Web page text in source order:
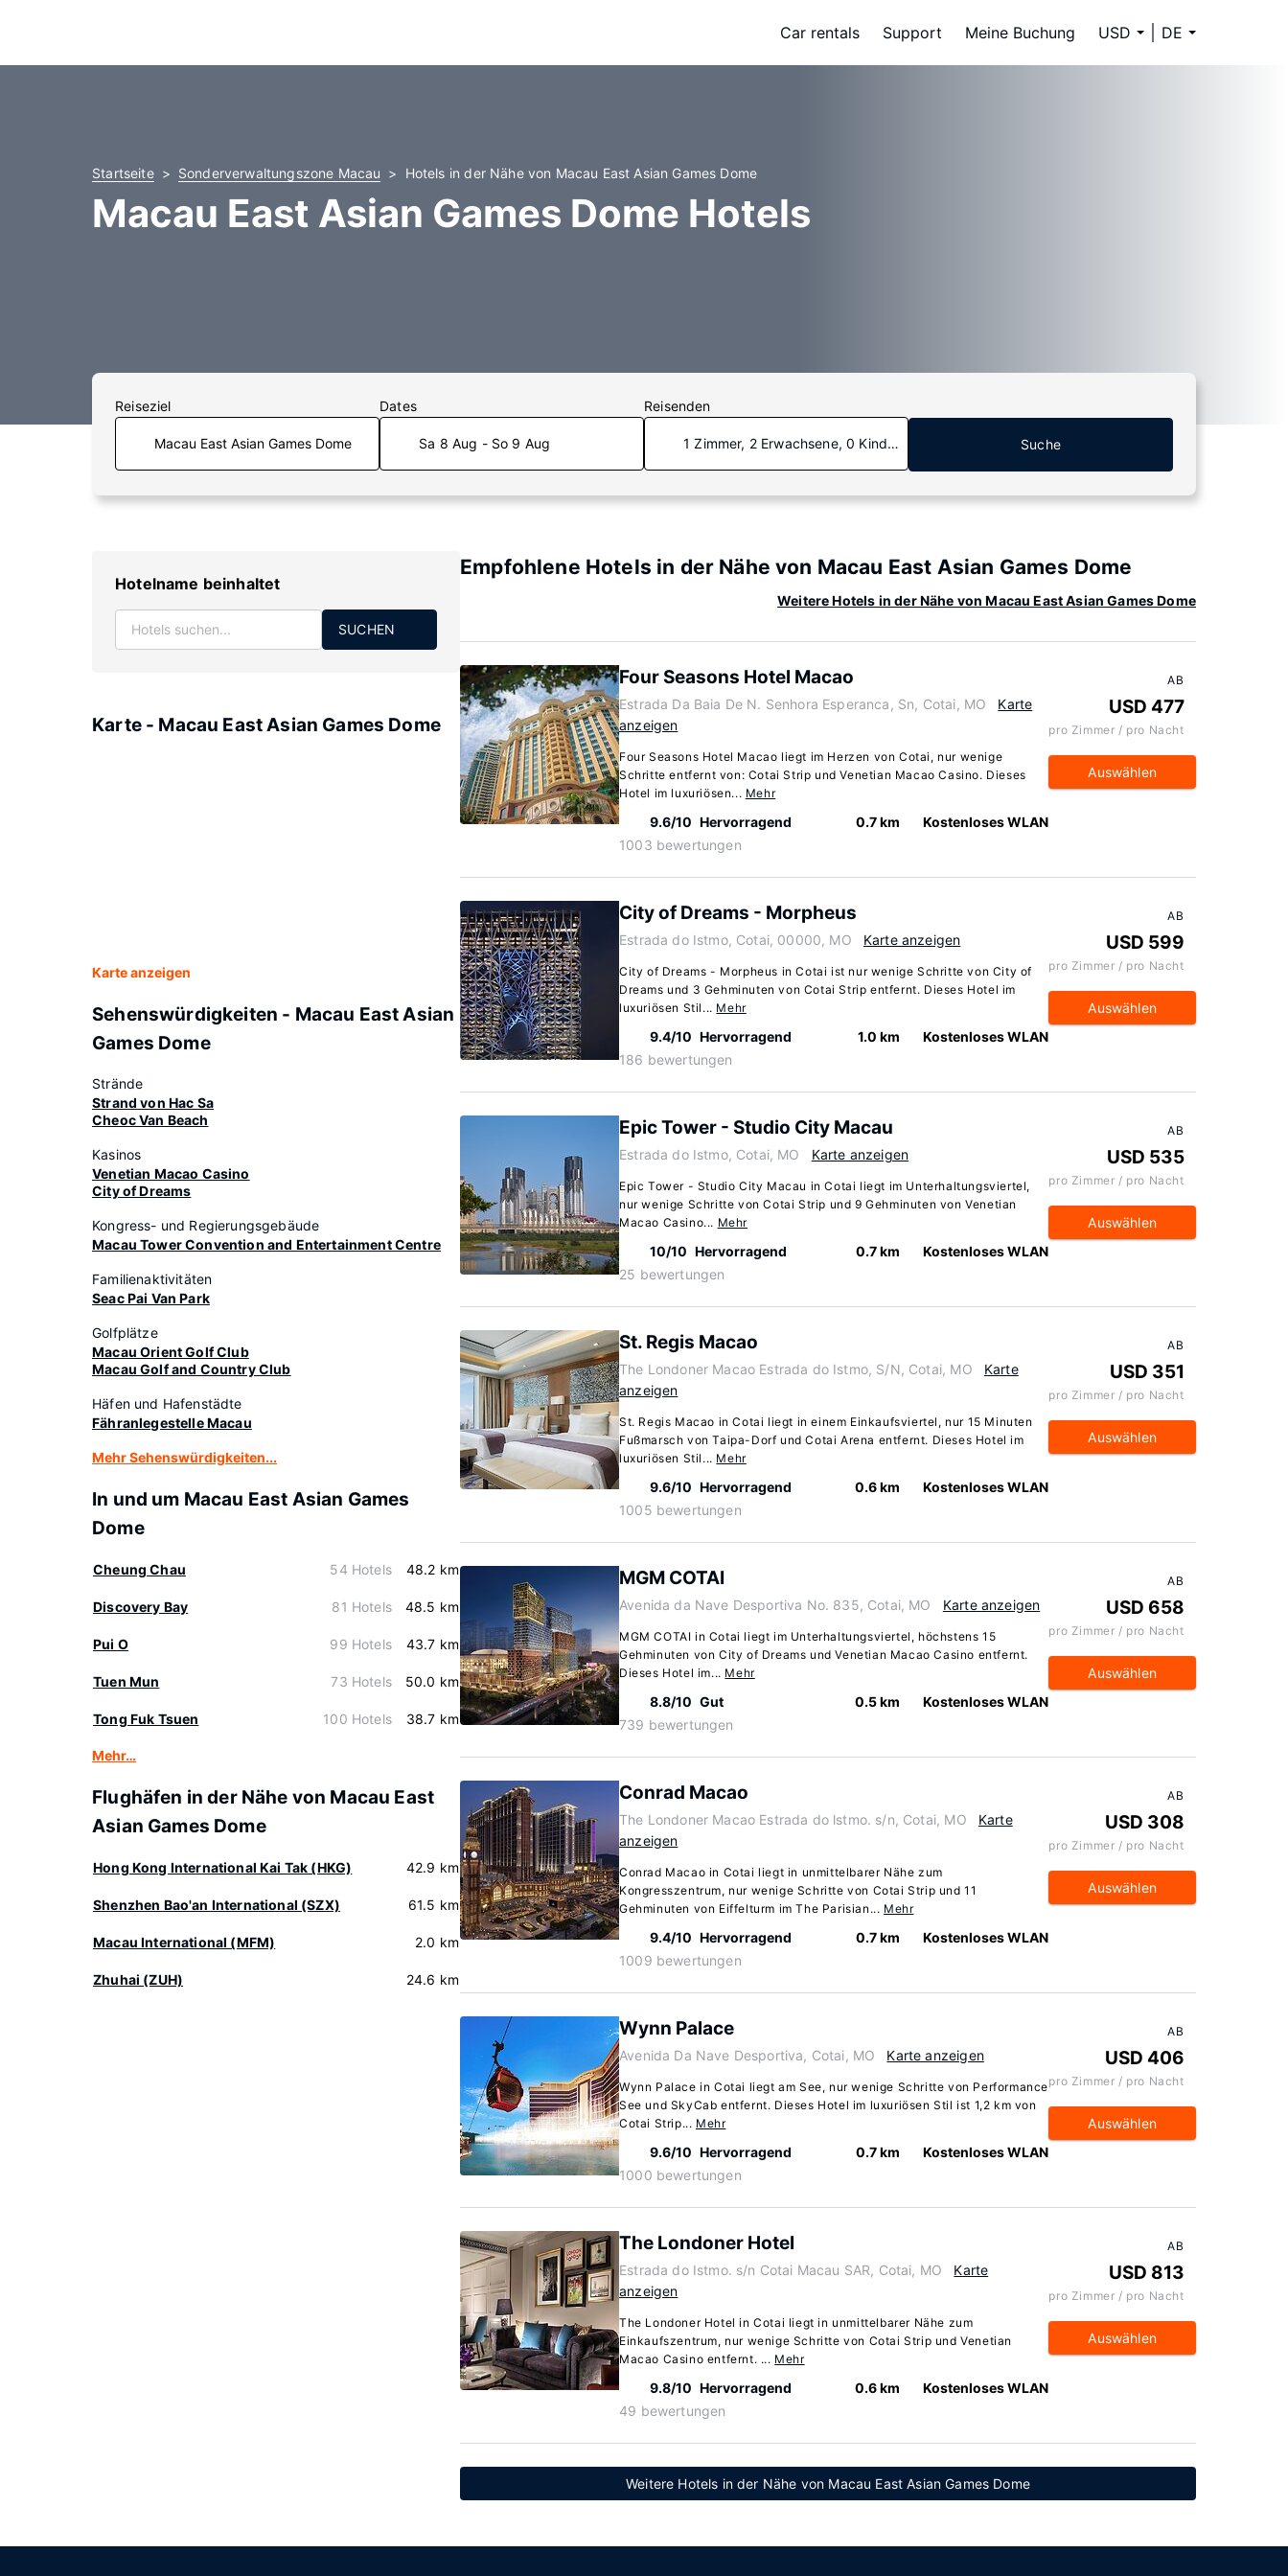
Car rentals Support Meine Buchung USD DE
Startseite Sonderverwaltungszone Macau Hotels in der Nähe von Macau East Asian Games Dome
Macau East Asian Games Dome Hotels
Reiseziel Dates
Sa 8 Aug - So 9 Aug
Reisenden
1 Zimmer, 2 Erwachsene, 0 Kinder Suche
Hotelname beinhaltet
SUCHEN
Karte - Macau East Asian Games Dome
Karte anzeigen
Sehenswürdigkeiten - Macau East Asian
Games Dome
Strände
Strand von Hac Sa
Cheoc Van Beach
Kasinos
Venetian Macao Casino
City of Dreams
Kongress- und Regierungsgebäude
Macau Tower Convention and Entertainment Centre
Familienaktivitäten
Seac Pai Van Park
Golfplätze
Macau Orient Golf Club
Macau Golf and Country Club
Häfen und Hafenstädte
Fähranlegestelle Macau
Mehr Sehenswürdigkeiten...
In und um Macau East Asian Games
Dome
Cheung Chau 54 Hotels 48.2 km
Discovery Bay 81 Hotels 48.5 km
Pui O 99 Hotels 43.7 km
Tuen Mun 73 Hotels 50.0 km
Tong Fuk Tsuen 100 Hotels 38.7 km
Mehr…
Flughäfen in der Nähe von Macau East
Asian Games Dome
Hong Kong International Kai Tak (HKG) 42.9 km
Shenzhen Bao'an International (SZX) 61.5 km
Macau International (MFM) 2.0 km
Zhuhai (ZUH) 24.6 km
Empfohlene Hotels in der Nähe von Macau East Asian Games Dome
Weitere Hotels in der Nähe von Macau East Asian Games Dome
Four Seasons Hotel Macao
Estrada Da Baia De N. Senhora Esperanca, Sn, Cotai, MO
Karte
anzeigen
Four Seasons Hotel Macao liegt im Herzen von Cotai, nur wenige
Schritte entfernt von: Cotai Strip und Venetian Macao Casino. Dieses
Hotel im luxuriösen... Mehr
9.6/10 Hervorragend
1003 bewertungen
0.7 km Kostenloses WLAN
AB
USD 477
pro Zimmer / pro Nacht
Auswählen
City of Dreams - Morpheus
Estrada do Istmo, Cotai, 00000, MO Karte anzeigen
City of Dreams - Morpheus in Cotai ist nur wenige Schritte von City of
Dreams und 3 Gehminuten von Cotai Strip entfernt. Dieses Hotel im
luxuriösen Stil... Mehr
9.4/10 Hervorragend
186 bewertungen
1.0 km Kostenloses WLAN
AB
USD 599
pro Zimmer / pro Nacht
Auswählen
Epic Tower - Studio City Macau
Estrada do Istmo, Cotai, MO Karte anzeigen
Epic Tower - Studio City Macau in Cotai liegt im Unterhaltungsviertel,
nur wenige Schritte von Cotai Strip und 9 Gehminuten von Venetian
Macao Casino... Mehr
10/10 Hervorragend
25 bewertungen
0.7 km Kostenloses WLAN
AB
USD 535
pro Zimmer / pro Nacht
Auswählen
St. Regis Macao
The Londoner Macao Estrada do Istmo, S/N, Cotai, MO
Karte
anzeigen
St. Regis Macao in Cotai liegt in einem Einkaufsviertel, nur 15 Minuten
Fußmarsch von Taipa-Dorf und Cotai Arena entfernt. Dieses Hotel im
luxuriösen Stil... Mehr
9.6/10 Hervorragend
1005 bewertungen
0.6 km Kostenloses WLAN
AB
USD 351
pro Zimmer / pro Nacht
Auswählen
MGM COTAI
Avenida da Nave Desportiva No. 835, Cotai, MO Karte anzeigen
MGM COTAI in Cotai liegt im Unterhaltungsviertel, höchstens 15
Gehminuten von City of Dreams und Venetian Macao Casino entfernt.
Dieses Hotel im... Mehr
8.8/10 Gut
739 bewertungen
0.5 km Kostenloses WLAN
AB
USD 658
pro Zimmer / pro Nacht
Auswählen
Conrad Macao
The Londoner Macao Estrada do lstmo. s/n, Cotai, MO
Karte
anzeigen
Conrad Macao in Cotai liegt in unmittelbarer Nähe zum
Kongresszentrum, nur wenige Schritte von Cotai Strip und 11
Gehminuten von Eiffelturm im The Parisian... Mehr
9.4/10 Hervorragend
1009 bewertungen
0.7 km Kostenloses WLAN
AB
USD 308
pro Zimmer / pro Nacht
Auswählen
Wynn Palace
Avenida Da Nave Desportiva, Cotai, MO Karte anzeigen
Wynn Palace in Cotai liegt am See, nur wenige Schritte von Performance
See und SkyCab entfernt. Dieses Hotel im luxuriösen Stil ist 1,2 km von
Cotai Strip... Mehr
9.6/10 Hervorragend
1000 bewertungen
0.7 km Kostenloses WLAN
AB
USD 406
pro Zimmer / pro Nacht
Auswählen
The Londoner Hotel
Estrada do Istmo. s/n Cotai Macau SAR, Cotai, MO
Karte
anzeigen
The Londoner Hotel in Cotai liegt in unmittelbarer Nähe zum
Einkaufszentrum, nur wenige Schritte von Cotai Strip und Venetian
Macao Casino entfernt. ... Mehr
9.8/10 Hervorragend
49 bewertungen
0.6 km Kostenloses WLAN
AB
USD 813
pro Zimmer / pro Nacht
Auswählen
Weitere Hotels in der Nähe von Macau East Asian Games Dome